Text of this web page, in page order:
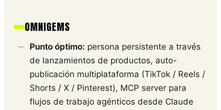
OMNIGEMS
Punto óptimo: persona persistente a través
de lanzamientos de productos, auto-
publicación multiplataforma (TikTok / Reels /
Shorts / X / Pinterest), MCP server para
flujos de trabajo agénticos desde Claude